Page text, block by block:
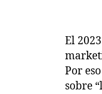
El
Por
sobre